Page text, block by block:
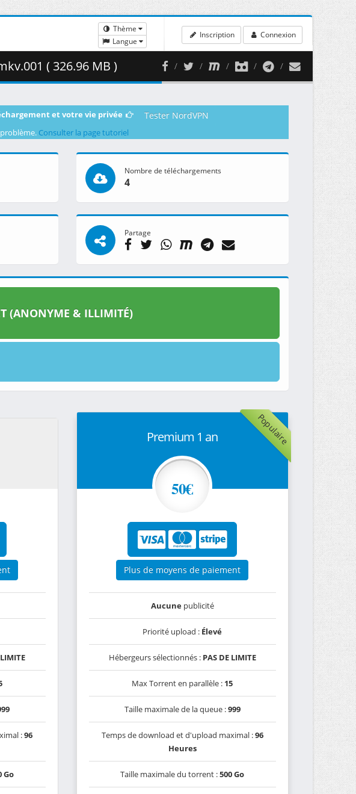
Thème
Langue
Inscription Connexion
( 326.96 MB )
et votre vie privée Tester NordVPN
Consulter la page tutoriel
Nombre de téléchargements
4
Partage
& ILLIMITÉ)
:96
Go
Populaire
Premium 1 an
50€
Plus de moyens de paiement
Aucunepublicité
Priorité upload : Élevé
Hébergeurs sélectionnés : PAS DE LIMITE
Max Torrent en parallèle : 15
Taille maximale de la queue :999
Temps de download et d'upload maximal :96
Heures
Taille maximale du torrent :500 Go